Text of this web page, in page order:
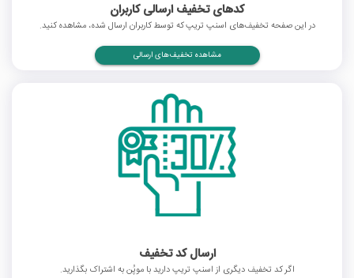
کدهای تخفیف ارسالی کاربران
در این صفحه تخفیف‌های اسنپ تریپ که توسط کاربران ارسال شده، مشاهده کنید.
مشاهده تخفیف‌های ارسالی
ارسال کد تخفیف
اگر کد تخفیف دیگری از اسنپ تریپ دارید با موپُن به اشتراک بگذارید.